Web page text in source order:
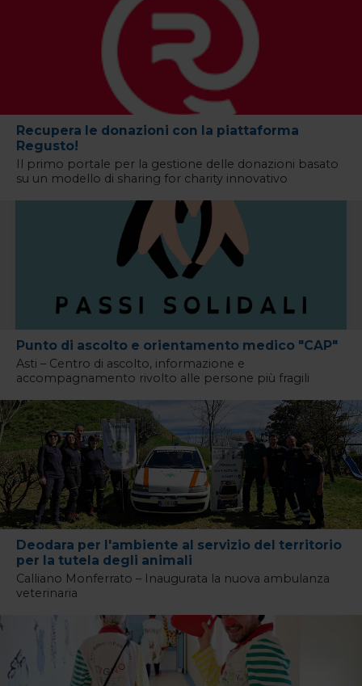
Recupera le donazioni con la piattaforma
Regusto!
Il primo portale per la gestione delle donazioni basato
su un modello di sharing for charity innovativo
Punto di ascolto e orientamento medico "CAP"
Asti – Centro di ascolto, informazione e
accompagnamento rivolto alle persone più fragili
Deodara per l'ambiente al servizio del territorio
per la tutela degli animali
Calliano Monferrato – Inaugurata la nuova ambulanza
veterinaria